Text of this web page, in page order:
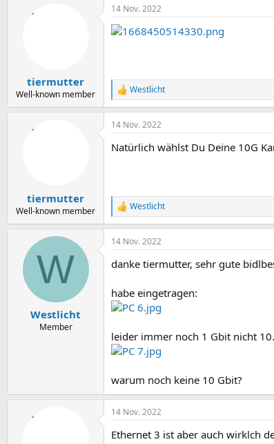
tiermutter
Well-known member
14 Nov. 2022
R
e
a
k
i
n
Westlicht
tiermutter
Well-known member
14 Nov. 2022
Natürlich wählst Du Deine 10G
R
e
a
k
i
e
n
Westlicht
W
Westlicht
Member
14 Nov. 2022
danke tiermutter, sehr gute
habe eingetragen:
leider immer noch 1 Gbit nicht
warum noch keine 10 Gbit?
14 Nov. 2022
Ethernet 3 ist aber auch wirklch